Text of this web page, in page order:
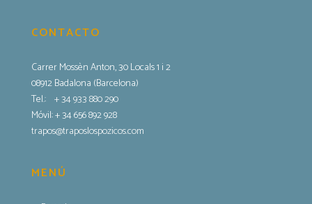
CONTACTO
Carrer Mossèn Anton, 30 Locals 1 i 2
08912 Badalona (Barcelona)
Tel.: + 34 933 880 290
Móvil: + 34 656 892 928
trapos@traposlospozicos.com
MENÚ